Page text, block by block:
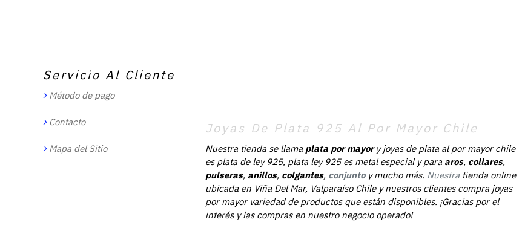
Servicio Al Cliente
Método de pago
Contacto
Mapa del Sitio
Joyas De Plata 925 Al Por Mayor Chile
Nuestra tienda se llama plata por mayory joyas de plata al por mayor chile
es plata de ley 925, plata ley 925 es metal especial y para aros, collares,
pulseras, anillos, colgantes, conjunto y mucho más. Nuestra tienda online
ubicada en Viña Del Mar, Valparaíso Chile y nuestros clientes compra joyas
por mayor variedad de productos que están disponibles. ¡Gracias por el
interés y las compras en nuestro negocio operado!